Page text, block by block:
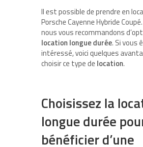
Il est possible de prendre en
Porsche Cayenne Hybride
nous vous recommandons
location longue durée. Si vous
intéressé, voici quelques
choisir ce type de location.
Choisissez la
longue durée
bénéficier d’une